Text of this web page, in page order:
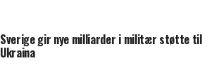
Sverige gir nye milliarder i militær støtte til
Ukraina